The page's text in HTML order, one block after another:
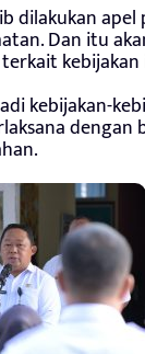
dilakukan apel
Dan itu
kebijakan
kebijakan-
dengan